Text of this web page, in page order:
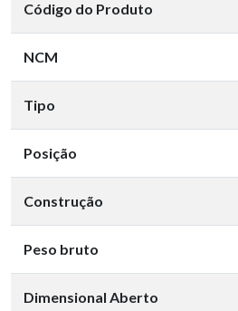
Código do Produto
NCM
Tipo
Posição
Construção
Peso bruto
Dimensional Aberto